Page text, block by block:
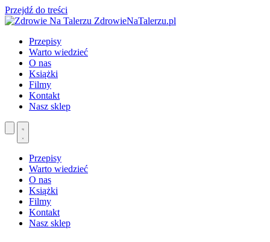
Przejdź do treści
ZdrowieNaTalerzu.pl
Przepisy
Warto wiedzieć
O nas
Książki
Filmy
Kontakt
Nasz sklep
Przepisy
Warto wiedzieć
O nas
Książki
Filmy
Kontakt
Nasz sklep